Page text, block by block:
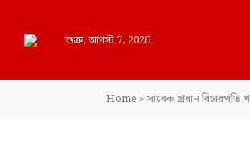
শুক্র, আগস্ট 7, 2026
Home»সাবেক প্রধান